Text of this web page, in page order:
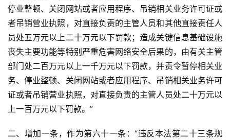
停业整顿、关闭网站或者应用程序、吊销相关业务许可证或
者吊销营业执照，对直接负责的主管人员和其他直接责任人
员处五万元以上二十万元以下罚款；造成关键信息基础设施
丧失主要功能等特别严重危害网络安全后果的，由有关主管
部门处二百万元以上一千万元以下罚款，并责令暂停相关业
务、停业整顿、关闭网站或者应用程序、吊销相关业务许可
证或者吊销营业执照，对直接负责的主管人员处二十万元以
上一百万元以下罚款。”
二、增加一条，作为第六十一条：“违反本法第二十三条规